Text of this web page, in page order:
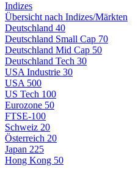
Indizes
Übersicht nach Indizes/Märkten
Deutschland 40
Deutschland Small Cap 70
Deutschland Mid Cap 50
Deutschland Tech 30
USA Industrie 30
USA 500
US Tech 100
Eurozone 50
FTSE-100
Schweiz 20
Österreich 20
Japan 225
Hong Kong 50